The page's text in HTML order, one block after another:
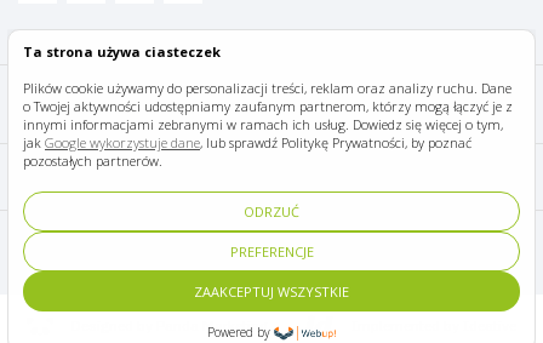
Ta strona używa ciasteczek
Plików cookie używamy do personalizacji treści, reklam oraz analizy ruchu. Dane
o Twojej aktywności udostępniamy zaufanym partnerom, którzy mogą łączyć je z
innymi informacjami zebranymi w ramach ich usług. Dowiedz się więcej o tym,
jak Google wykorzystuje dane, lub sprawdź Politykę Prywatności, by poznać
pozostałych partnerów.
ODRZUĆ
PREFERENCJE
ZAAKCEPTUJ WSZYSTKIE
Powered by
Mazury Travel © 2026
Polityka prywatności
Designed by Panda Marketing